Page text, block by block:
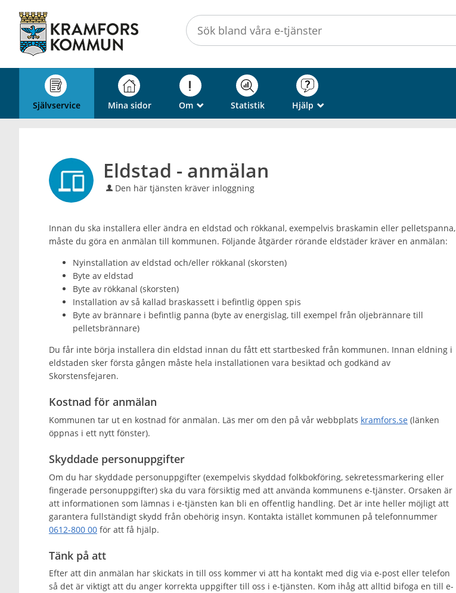
självservice
Kramfors
kommun
Självservice Mina sidor Om _ Statistik Hjälp _
Eldstad - anmälan
Den här tjänsten kräver inloggning
Innan du ska installera eller ändra en eldstad och rökkanal, exempelvis braskamin eller pelletspanna,
måste du göra en anmälan till kommunen. Följande åtgärder rörande eldstäder kräver en anmälan:
Nyinstallation av eldstad och/eller rökkanal (skorsten)
Byte av eldstad
Byte av rökkanal (skorsten)
Installation av så kallad braskassett i befintlig öppen spis
Byte av brännare i befintlig panna (byte av energislag, till exempel från oljebrännare till
pelletsbrännare)
Du får inte börja installera din eldstad innan du fått ett startbesked från kommunen. Innan eldning i
eldstaden sker första gången måste hela installationen vara besiktad och godkänd av
Skorstensfejaren.
Kostnad för anmälan
Kommunen tar ut en kostnad för anmälan. Läs mer om den på vår webbplats kramfors.se(länken
öppnas i ett nytt fönster).
Skyddade personuppgifter
Om du har skyddade personuppgifter (exempelvis skyddad folkbokföring, sekretessmarkering eller
fingerade personuppgifter) ska du vara försiktig med att använda kommunens e-tjänster. Orsaken är
att informationen som lämnas i e-tjänsten kan bli en offentlig handling. Det är inte heller möjligt att
garantera fullständigt skydd från obehörig insyn. Kontakta istället kommunen på telefonnummer
0612-800 00för att få hjälp.
Tänk på att
Efter att din anmälan har skickats in till oss kommer vi att ha kontakt med dig via e-post eller telefon
så det är viktigt att du anger korrekta uppgifter till oss i e-tjänsten. Kom ihåg att alltid bifoga en till e-